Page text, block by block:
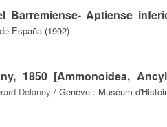
Barremiense- Aptiense
España (1992)
1850 [Ammonoidea,
Delanoy / Genève : Muséum